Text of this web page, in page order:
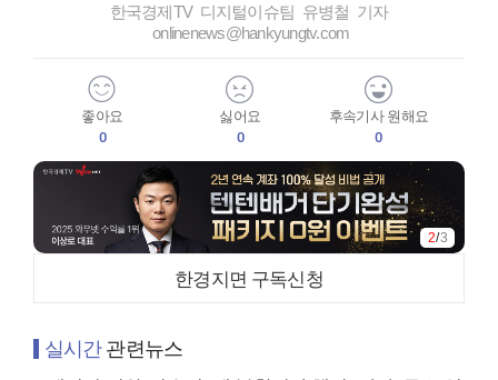
한국경제TV 디지털이슈팀 유병철 기자
onlinenews@hankyungtv.com
좋아요
0
싫어요
0
후속기사 원해요
0
2/3
한경지면 구독신청
실시간관련뉴스